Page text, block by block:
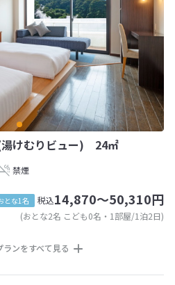
湯けむりビュー) 24㎡
禁煙
とな1名 税込14,870～50,310円
(おとな2名 こども0名・1部屋/1泊2日)
ランをすべて見る